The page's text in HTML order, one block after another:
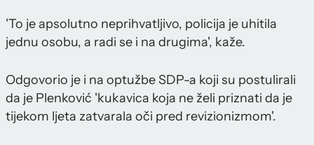
'To je apsolutno neprihvatljivo, policija je uhitila
jednu osobu, a radi se i na drugima', kaže.
Odgovorio je i na optužbe SDP-a koji su postulirali
da je Plenković 'kukavica koja ne želi priznati da je
tijekom ljeta zatvarala oči pred revizionizmom'.